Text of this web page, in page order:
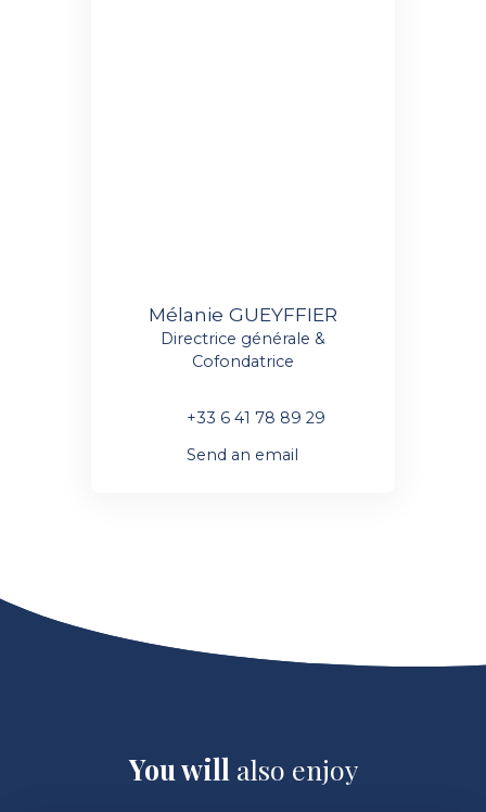
Mélanie GUEYFFIER
Directrice générale &
Cofondatrice
+33 6 41 78 89 29
Send an email
You will also enjoy